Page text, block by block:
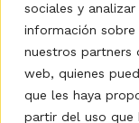
sociales y
información
nuestros partners
web, quienes
que les haya
partir del uso que
Política de
Accesibilidad-